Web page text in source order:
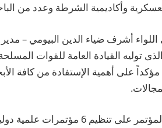
وأكاديمية الشرطة وعدد من
أشرف ضياء الدين البيومي – مدير
توليه القيادة العامة للقوات
مؤكداً على أهمية الإستفادة من كافة
ويشتمل المؤتمر على